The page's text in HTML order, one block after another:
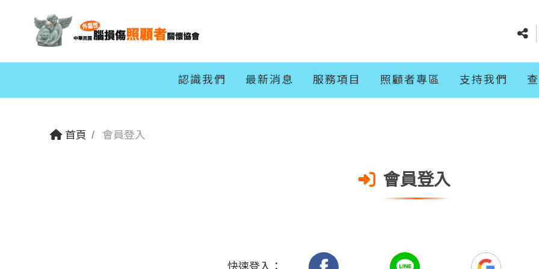
認識我們 最新消息 服務項目 照顧者專區 支持我們
首頁 會員登入
會員登入
快速登入：